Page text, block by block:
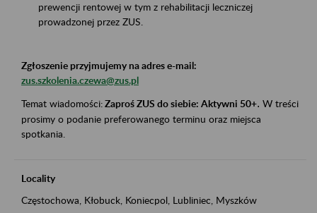
prewencji rentowej w tym z rehabilitacji leczniczej
prowadzonej przez ZUS.
Zgłoszenie przyjmujemy na adres e-mail:
zus.szkolenia.czewa@zus.pl
Temat wiadomości:Zaproś ZUS do siebie: Aktywni 50+. W treści
prosimy o podanie preferowanego terminu oraz miejsca
spotkania.
Locality
Częstochowa, Kłobuck, Koniecpol, Lubliniec, Myszków